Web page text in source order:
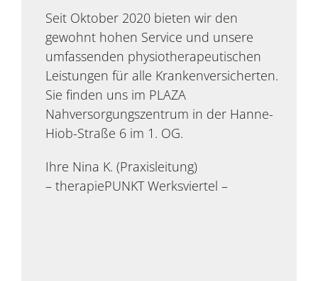
Seit Oktober 2020 bieten wir den
gewohnt hohen Service und unsere
umfassenden physiotherapeutischen
Leistungen für alle Krankenversicherten.
Sie finden uns im PLAZA
Nahversorgungszentrum in der Hanne-
Hiob-Straße 6 im 1. OG.
Ihre Nina K. (Praxisleitung)
– therapiePUNKT Werksviertel –